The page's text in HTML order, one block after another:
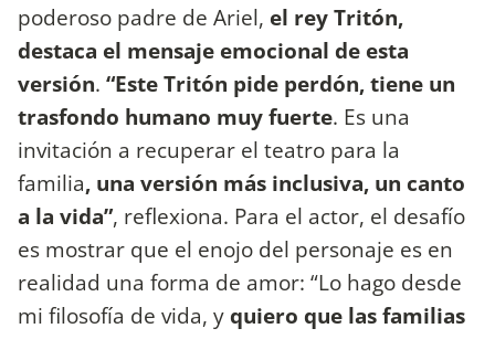
poderoso padre de Ariel, el rey Tritón,
destaca el mensaje emocional de esta
versión. “Este Tritón pide perdón, tiene un
trasfondo humano muy fuerte. Es una
invitación a recuperar el teatro para la
familia, una versión más inclusiva, un canto
a la vida”, reflexiona. Para el actor, el desafío
es mostrar que el enojo del personaje es en
realidad una forma de amor: “Lo hago desde
mi filosofía de vida, yquiero que las familias